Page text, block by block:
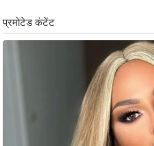
स
मी